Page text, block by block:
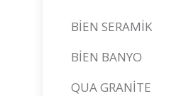
BİEN SERAMİK
BİEN BANYO
QUA GRANİTE